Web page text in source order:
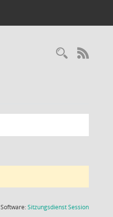
Software:SitzungsdienstSession(Wird in